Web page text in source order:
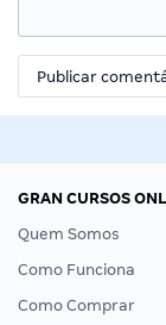
GRAN CURSOS
Quem Somos
Como Funciona
Como Comprar